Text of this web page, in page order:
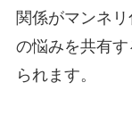
関係がマンネ
の悩みを共有
られます。